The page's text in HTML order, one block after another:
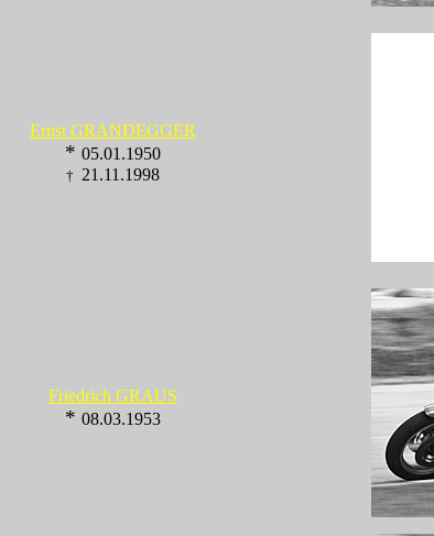
Ernst GRANDEGGER
* 05.01.1950
† 21.11.1998
Friedrich GRAUS
* 08.03.1953